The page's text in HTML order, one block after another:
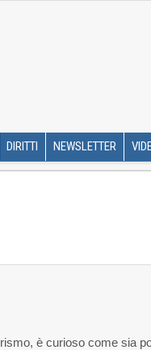
CONTENT
DIRITTI NEWSLETTER
è curioso come sia